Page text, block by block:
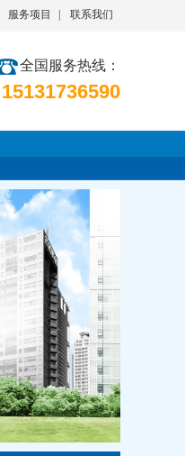
服务项目 联系我们
全国服务热线：
15131736590